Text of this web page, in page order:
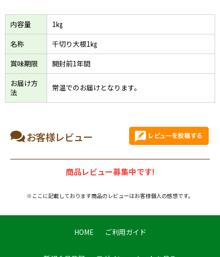
内容量
1㎏
名称
千切り大根1㎏
賞味期限
開封前1年間
お届け方
法
常温でのお届けとなります。
お客様レビュー
商品レビュー募集中です!
※ここに記載しております商品のレビューはお客様個人の感想です。
HOME ご利用ガイド